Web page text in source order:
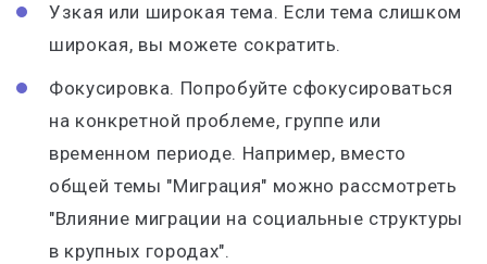
Узкая или широкая тема. Если тема слишком
широкая, вы можете сократить.
Фокусировка. Попробуйте сфокусироваться
на конкретной проблеме, группе или
временном периоде. Например, вместо
общей темы "Миграция" можно рассмотреть
"Влияние миграции на социальные структуры
в крупных городах".